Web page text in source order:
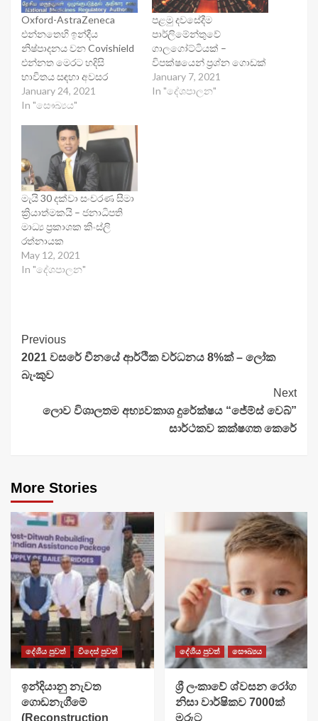
Oxford-AstraZeneca
එන්නතෙහි ඉන්දීය
නිෂ්පාදනය වන Covishield
එන්නත මෙරට හදිසි
භාවිතය සඳහා අවසර
January 24, 2021
In "සෞඛ්‍යය"
පළමු දවසේදීම
පාර්ලිමේන්තුවේ
ගාලගෝට්ටියක් –
විපක්ෂයෙන් ප්‍රශ්න ගොඩක්
January 7, 2021
In "දේශපාලන"
මැයි 30 දක්වා සංචරණ සීමා
ක්‍රියාත්මකයි – ජනාධිපති
මාධ්‍ය ප්‍රකාශක කිංස්ලි
රත්නායක
May 12, 2021
In "දේශපාලන"
Continue
Reading
Previous
2021 වසරේ චීනයේ ආර්ථික වර්ධනය 8%ක් – ලෝක
බැංකුව
Next
ලොව විශාලතම අභ්‍යවකාශ දුරේක්ෂය “ජේම්ස් වෙබ්”
සාර්ථකව කක්ෂගත කෙරේ
More Stories
දේශීය පුවත් විදෙස් පුවත්
ඉන්දියානු නැවත
ගොඩනැගීමේ
(Reconstruction
දේශීය පුවත් සෞඛ්‍යය
ශ්‍රී ලංකාවේ ශ්වසන රෝග
නිසා වාර්ෂිකව 7000ක්
මරුට